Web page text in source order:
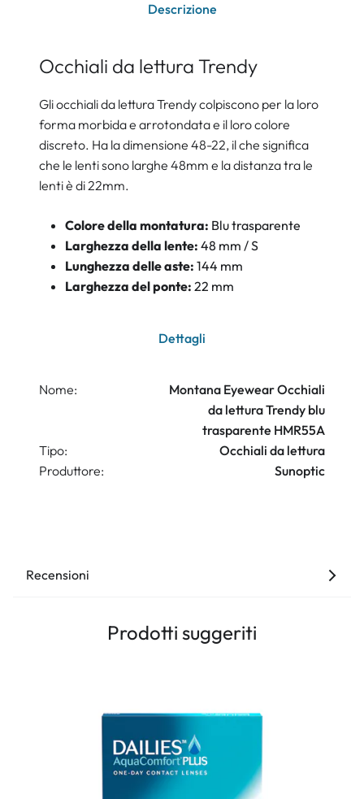
Descrizione
Occhiali da lettura Trendy
Gli occhiali da lettura Trendy colpiscono per la loro
forma morbida e arrotondata e il loro colore
discreto. Ha la dimensione 48-22, il che significa
che le lenti sono larghe 48mm e la distanza tra le
lenti è di 22mm.
Colore della montatura: Blu trasparente
Larghezza della lente: 48 mm / S
Lunghezza delle aste: 144 mm
Larghezza del ponte: 22 mm
Dettagli
Nome:
Montana Eyewear Occhiali
da lettura Trendy blu
trasparente HMR55A
Tipo:
Occhiali da lettura
Produttore:
Sunoptic
Recensioni
Prodotti suggeriti